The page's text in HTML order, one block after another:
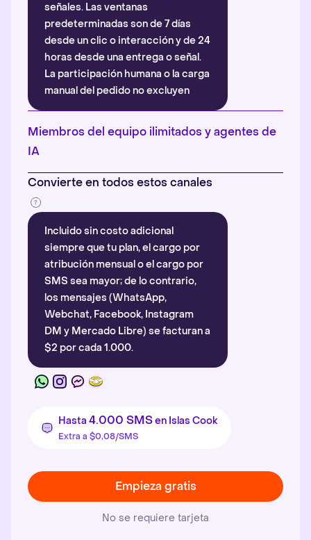
señales. Las ventanas
predeterminadas son de 7 días
desde un clic o interacción y de 24
horas desde una entrega o señal.
La participación humana o la carga
manual del pedido no excluyen
automáticamente la atribución.
Más información
Miembros del equipo ilimitados y agentes de
IA
Convierte en todos estos canales
Incluido sin costo adicional
siempre que tu plan, el cargo por
atribución mensual o el cargo por
SMS sea mayor; de lo contrario,
los mensajes (WhatsApp,
Webchat, Facebook, Instagram
DM y Mercado Libre) se facturan a
$2 por cada 1.000.
Hasta 4.000 SMSen Islas Cook
Extra a $0,08/SMS
Empieza gratis
No se requiere tarjeta